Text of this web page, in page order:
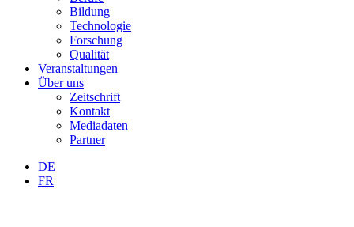
Bildung
Technologie
Forschung
Qualität
Veranstaltungen
Über uns
Zeitschrift
Kontakt
Mediadaten
Partner
DE
FR